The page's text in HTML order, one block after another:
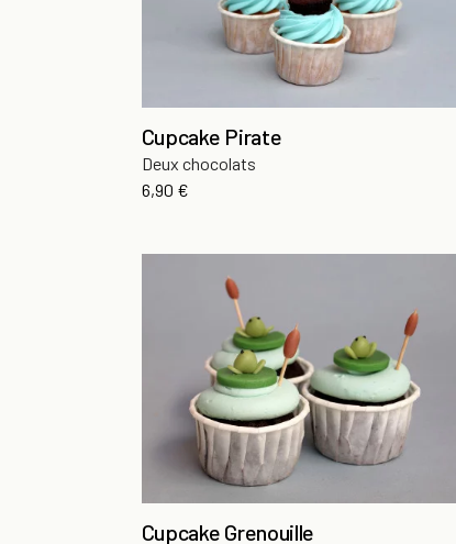
Cupcake Pirate
Deux chocolats
Prix
6,90 €
Cupcake Grenouille